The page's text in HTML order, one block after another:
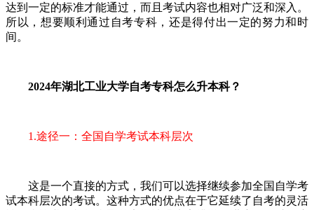
达到一定的标准才能通过，而且考试内容也相对广泛和深入。
所以，想要顺利通过自考专科，还是得付出一定的努力和时
间。
2024年湖北工业大学自考专科怎么升本科？
1.途径一：全国自学考试本科层次
这是一个直接的方式，我们可以选择继续参加全国自学考
试本科层次的考试。这种方式的优点在于它延续了自考的灵活